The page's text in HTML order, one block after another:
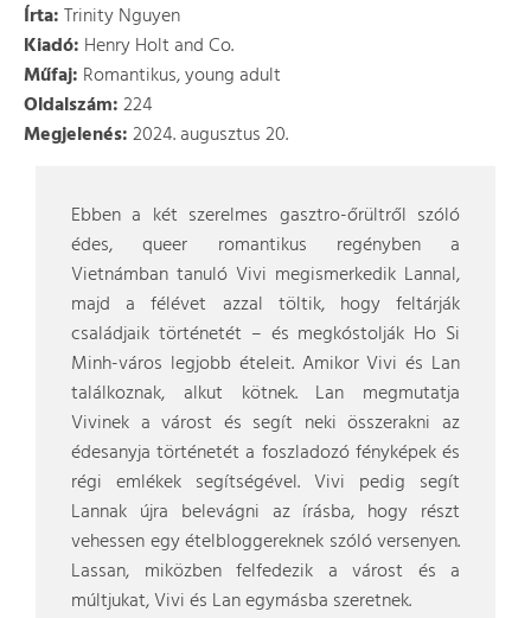
Írta:Trinity Nguyen
Kiadó: Henry Holt and Co.
Műfaj: Romantikus, young adult
Oldalszám:224
Megjelenés:2024. augusztus 20.
Ebben a két szerelmes gasztro-őrültről szóló
édes, queer romantikus regényben a
Vietnámban tanuló Vivi megismerkedik Lannal,
majd a félévet azzal töltik, hogy feltárják
családjaik történetét – és megkóstolják Ho Si
Minh-város legjobb ételeit. Amikor Vivi és Lan
találkoznak, alkut kötnek. Lan megmutatja
Vivinek a várost és segít neki összerakni az
édesanyja történetét a foszladozó fényképek és
régi emlékek segítségével. Vivi pedig segít
Lannak újra belevágni az írásba, hogy részt
vehessen egy ételbloggereknek szóló versenyen.
Lassan, miközben felfedezik a várost és a
múltjukat, Vivi és Lan egymásba szeretnek.